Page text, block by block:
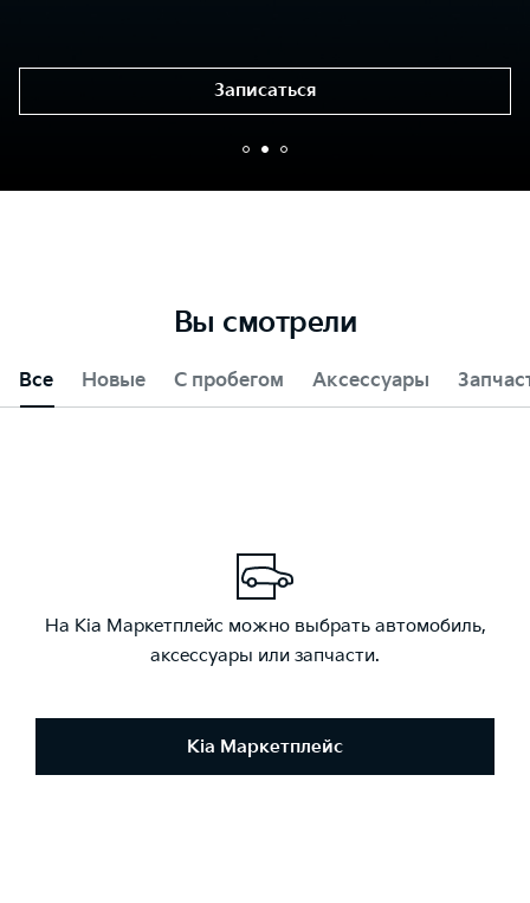
Записаться
Вы смотрели
Все Новые С пробегом Аксессуары
На Kia Маркетплейс можно выбрать автомобиль,
аксессуары или запчасти.
Kia Маркетплейс